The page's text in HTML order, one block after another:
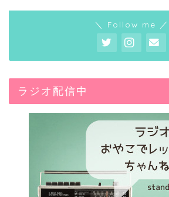
＼ Follow me ／
ラジオ配信中